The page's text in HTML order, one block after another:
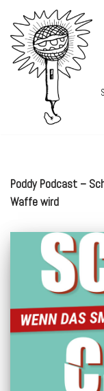
Zum
Inhalt
springen
Poddy Podcast –
Waffe wird